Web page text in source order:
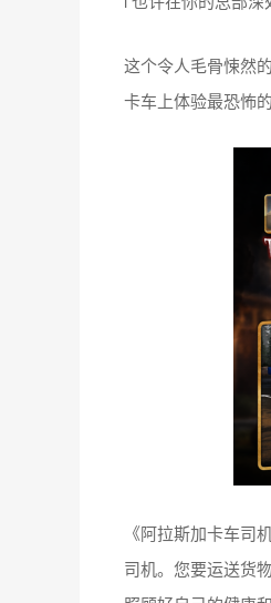
这个令人毛骨悚然
卡车上体验最恐怖
《阿拉斯加卡车司
司机。您要运送货